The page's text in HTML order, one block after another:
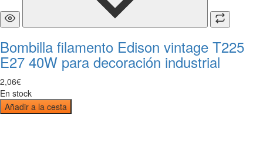
Bombilla filamento Edison vintage T225
E27 40W para decoración industrial
2,06€
En stock
Añadir a la cesta